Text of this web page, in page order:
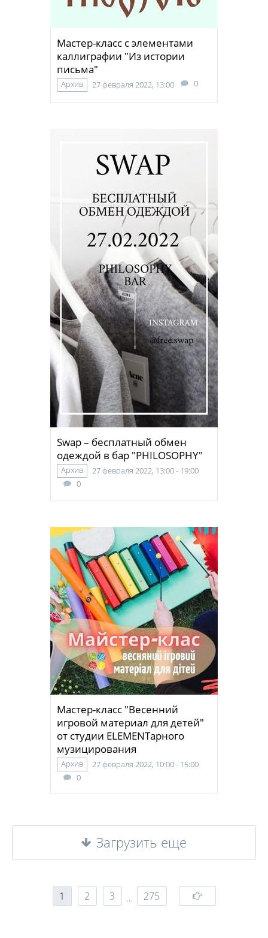
Мастер-класс с элементами
каллиграфии "Из истории
письма"
Архив 27 февраля 2022, 13:00 0
Swap – бесплатный обмен
одеждой в бар "PHILOSOPHY"
Архив
27 февраля 2022, 13:00 - 19:00
0
Мастер-класс "Весенний
игровой материал для детей"
от студии ELEMENTарного
музицирования
Архив
27 февраля 2022, 10:00 - 15:00
0
Загрузить еще
1 2 3 … 275